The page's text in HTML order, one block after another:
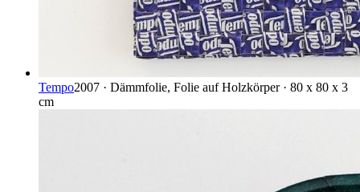
Tempo2007 · Dämmfolie, Folie auf Holzkörper · 80 x 80 x 3
cm